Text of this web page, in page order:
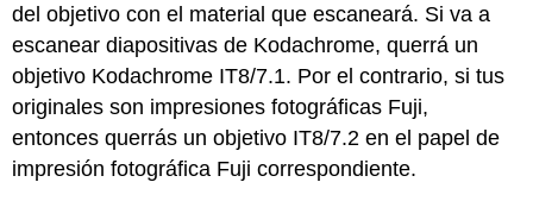
del objetivo con el material que escaneará. Si va a
escanear diapositivas de Kodachrome, querrá un
objetivo Kodachrome IT8/7.1. Por el contrario, si tus
originales son impresiones fotográficas Fuji,
entonces querrás un objetivo IT8/7.2 en el papel de
impresión fotográfica Fuji correspondiente.